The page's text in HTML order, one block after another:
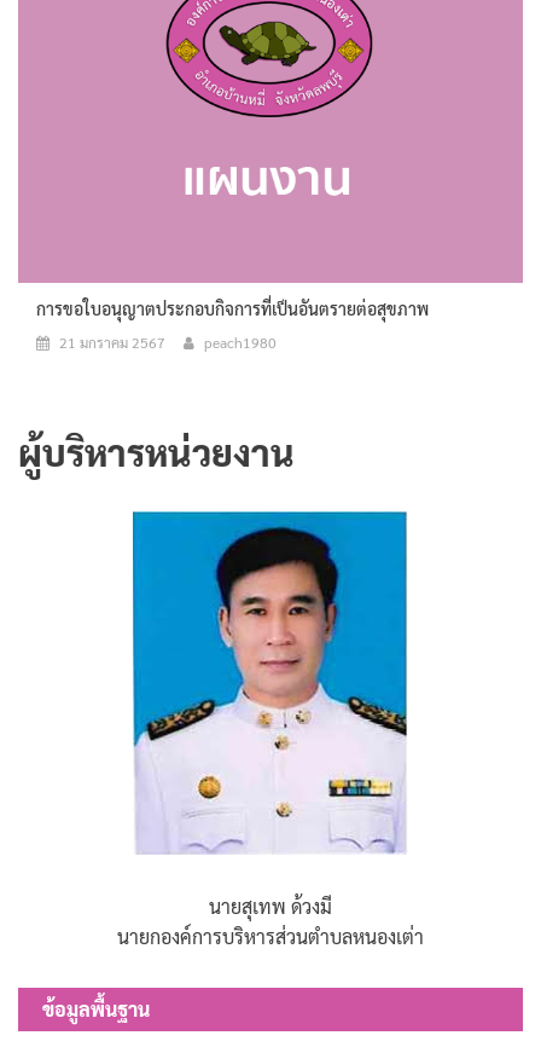
การขอใบอนุญาตประกอบกิจการที่เป็นอันตรายต่อสุขภาพ
21 มกราคม 2567 peach1980
ผู้บริหารหน่วยงาน
นายสุเทพ ด้วงมี
นายกองค์การบริหารส่วนตำบลหนองเต่า
ข้อมูลพื้นฐาน